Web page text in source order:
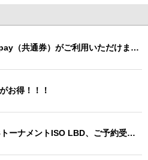
（共通券）がご利用いただけま…
お得！！！
トーナメントISO LBD、ご予約受…